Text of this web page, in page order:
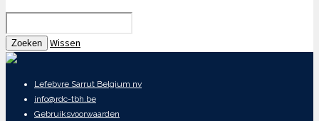
Zoeken Wissen
Lefebvre Sarrut Belgium nv
info@rdc-tbh.be
Gebruiksvoorwaarden